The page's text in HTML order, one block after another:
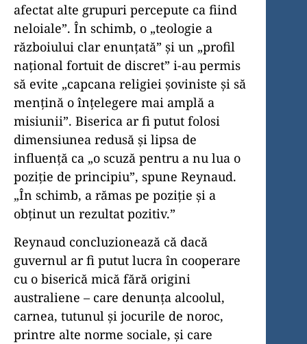
afectat alte grupuri percepute ca fiind
neloiale”. În schimb, o „teologie a
războiului clar enunțată” și un „profil
național fortuit de discret” i-au permis
să evite „capcana religiei șoviniste și să
mențină o înțelegere mai amplă a
misiunii”. Biserica ar fi putut folosi
dimensiunea redusă și lipsa de
influență ca „o scuză pentru a nu lua o
poziție de principiu”, spune Reynaud.
„În schimb, a rămas pe poziție și a
obținut un rezultat pozitiv.”
Reynaud concluzionează că dacă
guvernul ar fi putut lucra în cooperare
cu o biserică mică fără origini
australiene – care denunța alcoolul,
carnea, tutunul și jocurile de noroc,
printre alte norme sociale, și care